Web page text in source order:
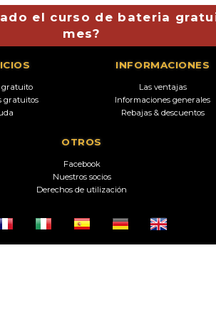
el curso de bateria
mes?
gratuito
gratuitos
INFORMACIONES
Las ventajas
Informaciones generales
Rebajas & descuentos
OTROS
Facebook
Nuestros socios
Derechos de utilización